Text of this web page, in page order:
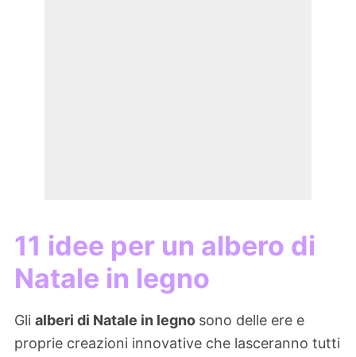
11 idee per un albero di
Natale in legno
Gli alberi di Natale in legno sono delle ere e
proprie creazioni innovative che lasceranno tutti